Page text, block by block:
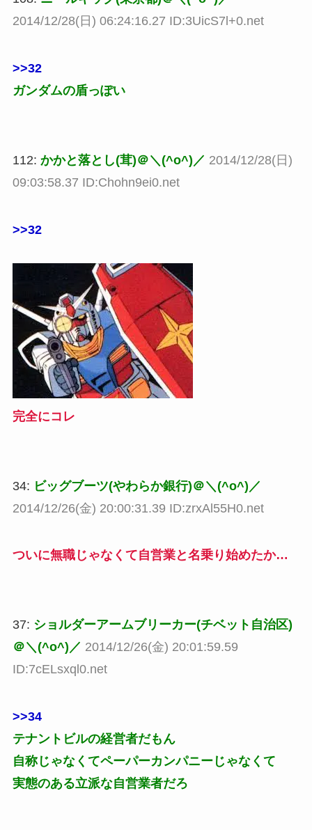
2014/12/28(日) 06:24:16.27 ID:3UicS7l+0.net
>>32
ガンダムの盾っぽい
112: かかと落とし(茸)＠＼(^o^)／ 2014/12/28(日)
09:03:58.37 ID:Chohn9ei0.net
>>32
完全にコレ
34: ビッグブーツ(やわらか銀行)＠＼(^o^)／
2014/12/26(金) 20:00:31.39 ID:zrxAl55H0.net
ついに無職じゃなくて自営業と名乗り始めたか…
37: ショルダーアームブリーカー(チベット自治区)
＠＼(^o^)／ 2014/12/26(金) 20:01:59.59
ID:7cELsxql0.net
>>34
テナントビルの経営者だもん
自称じゃなくてペーパーカンパニーじゃなくて
実態のある立派な自営業者だろ